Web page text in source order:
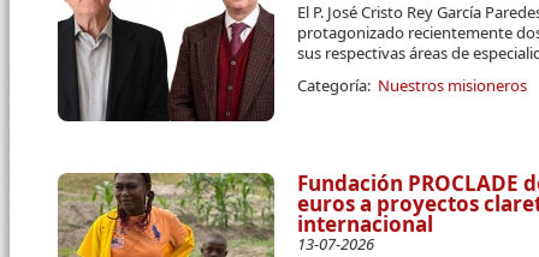
El P. José Cristo Rey García
protagonizado recientemente
sus respectivas áreas de
Categoría: Nuestros misioneros
Fundación PROCLADE
euros a proyectos
internacional
13-07-2026